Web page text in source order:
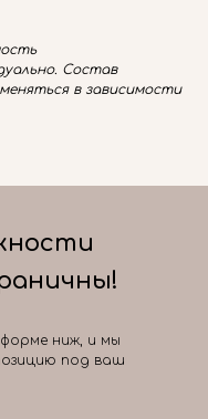
Состав
в зависимости
ниж, и мы
под ваш